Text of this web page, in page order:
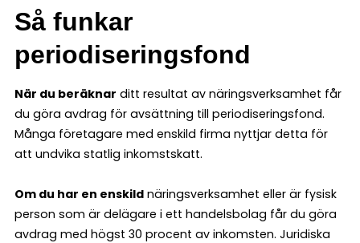
Så funkar
periodiseringsfond
När du beräknar ditt resultat av näringsverksamhet får
du göra avdrag för avsättning till periodiseringsfond.
Många företagare med enskild firma nyttjar detta för
att undvika statlig inkomstskatt.
Om du har en enskild näringsverksamhet eller är fysisk
person som är delägare i ett handelsbolag får du göra
avdrag med högst 30 procent av inkomsten. Juridiska